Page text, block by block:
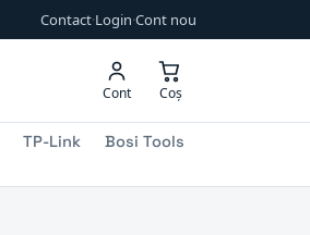
Contact·Login·Cont nou
Cont Coș
TP-Link
Bosi Tools